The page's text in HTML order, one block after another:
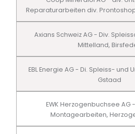
Reparaturarbeiten div.
Axians Schweiz AG - Div.
Mittelland,
EBL Energie AG - Di. Spleiss- und
Gstaad
EWK Herzogenbuchsee AG
Montagearbeiten,